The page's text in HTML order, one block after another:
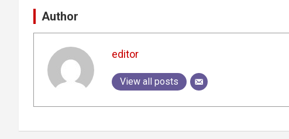
Author
editor
View all posts